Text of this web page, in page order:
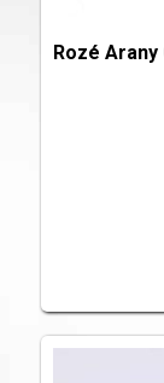
Rozé